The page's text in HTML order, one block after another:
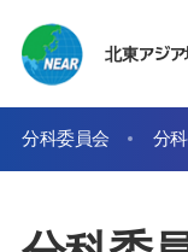
北東アジ
分科委員会 分